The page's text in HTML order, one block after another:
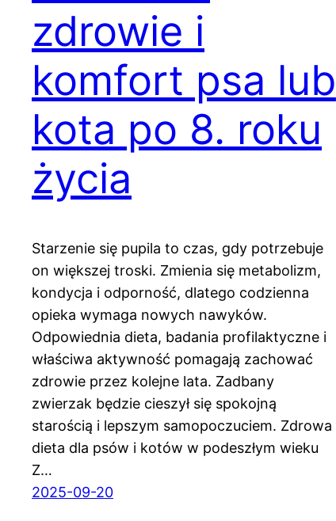
zdrowie i
komfort psa lub
kota po 8. roku
życia
Starzenie się pupila to czas, gdy potrzebuje
on większej troski. Zmienia się metabolizm,
kondycja i odporność, dlatego codzienna
opieka wymaga nowych nawyków.
Odpowiednia dieta, badania profilaktyczne i
właściwa aktywność pomagają zachować
zdrowie przez kolejne lata. Zadbany
zwierzak będzie cieszył się spokojną
starością i lepszym samopoczuciem. Zdrowa
dieta dla psów i kotów w podeszłym wieku
Z…
2025-09-20